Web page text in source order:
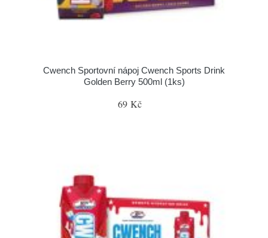
Cwench Sportovní nápoj Cwench Sports Drink
Golden Berry 500ml (1ks)
69 Kč